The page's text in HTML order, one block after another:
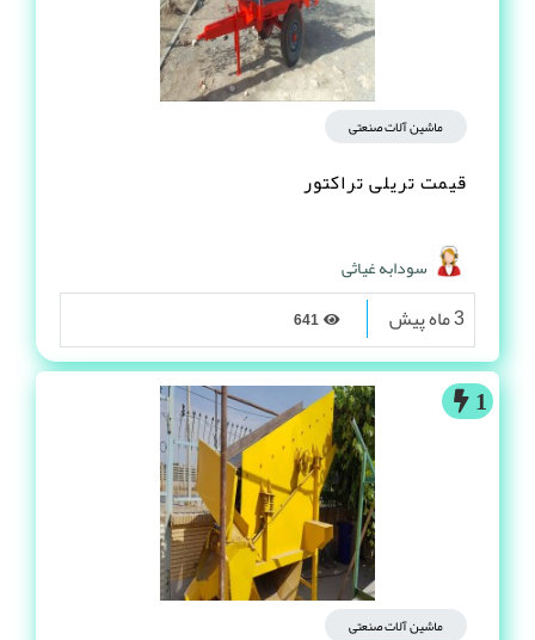
ماشین آلات صنعتی
قیمت تریلی تراکتور
سودابه غیاثی
3 ماه پیش
1
ماشین آلات صنعتی